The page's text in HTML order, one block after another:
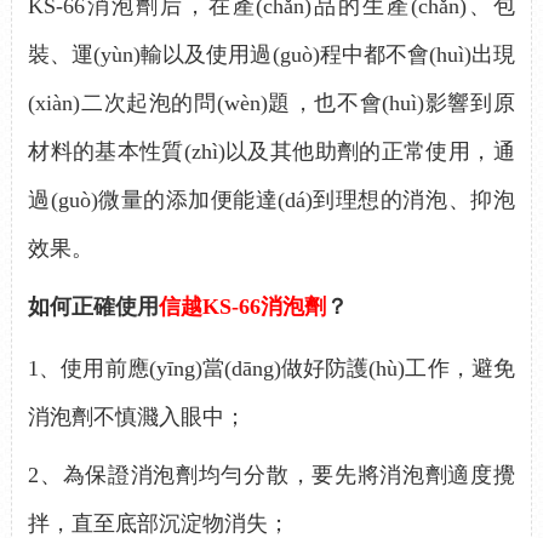
KS-66消泡劑后，在產(chǎn)品的生產(chǎn)、包
裝、運(yùn)輸以及使用過(guò)程中都不會(huì)出現
(xiàn)二次起泡的問(wèn)題，也不會(huì)影響到原
材料的基本性質(zhì)以及其他助劑的正常使用，通
過(guò)微量的添加便能達(dá)到理想的消泡、抑泡
效果。
如何正確使用信越KS-66消泡劑 ？
1、使用前應(yīng)當(dāng)做好防護(hù)工作，避免
消泡劑不慎濺入眼中；
2、 為保證消泡劑均勻分散，要先將消泡劑適度攪
拌，直至底部沉淀物消失；